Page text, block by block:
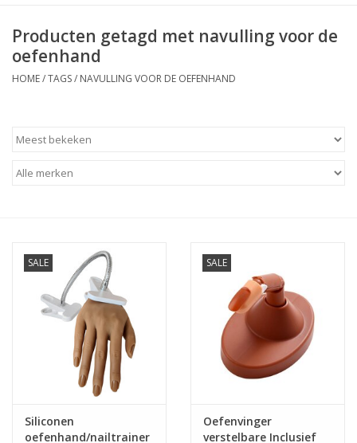
Acrylpoeder
Aluminium koffer/Trolley
NailArt Producten
Startpakketten
NIEUW! MBS Producten
Beauty Producten
Nail art pigment pennen
Producten getagd met navulling voor de
oefenhand
HOME/TAGS/ NAVULLING VOOR DE OEFENHAND
SALE
Siliconen
oefenhand/nailtrainer
SALE
Oefenvinger
verstelbare Inclusief